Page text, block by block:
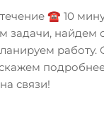
☎️ 10
задачи, найдем
работу.
связи!